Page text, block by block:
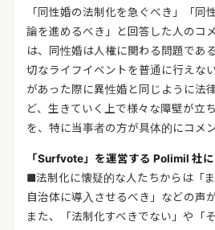
「同性婚の法制化を急ぐべき」「同
論を進めるべき」と回答した人のコ
は、同性婚は人権に関わる問題であ
切なライフイベントを普通に行えな
があった際に異性婚と同じように法
ど、生きていく上で様々な障壁が立
を、特に当事者の方が具体的にコメン
「Surfvote」を運営する Polimil 社
■法制化に懐疑的な人たちからは「
自治体に導入させるべき」などの声
また、「法制化すべきでない」や「